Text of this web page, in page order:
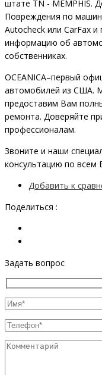
штате TN - MEMPHIS.
Повреждения по
Autocheck или CarFax
информацию об
собственниках.
OCEANIСA–первый
автомобилей из США.
предоставим Вам
ремонта. Доверяйте
профессионалам.
Звоните и наши
консультацию по
Добавить к
Поделиться :
Задать вопрос